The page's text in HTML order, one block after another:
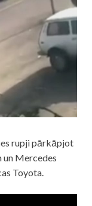
rupji pārkāpjot
un Mercedes
Toyota.